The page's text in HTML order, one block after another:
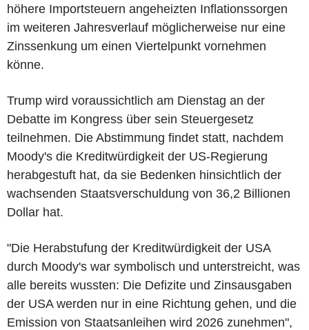
höhere Importsteuern angeheizten Inflationssorgen
im weiteren Jahresverlauf möglicherweise nur eine
Zinssenkung um einen Viertelpunkt vornehmen
könne.
Trump wird voraussichtlich am Dienstag an der
Debatte im Kongress über sein Steuergesetz
teilnehmen. Die Abstimmung findet statt, nachdem
Moody's die Kreditwürdigkeit der US-Regierung
herabgestuft hat, da sie Bedenken hinsichtlich der
wachsenden Staatsverschuldung von 36,2 Billionen
Dollar hat.
"Die Herabstufung der Kreditwürdigkeit der USA
durch Moody's war symbolisch und unterstreicht, was
alle bereits wussten: Die Defizite und Zinsausgaben
der USA werden nur in eine Richtung gehen, und die
Emission von Staatsanleihen wird 2026 zunehmen",